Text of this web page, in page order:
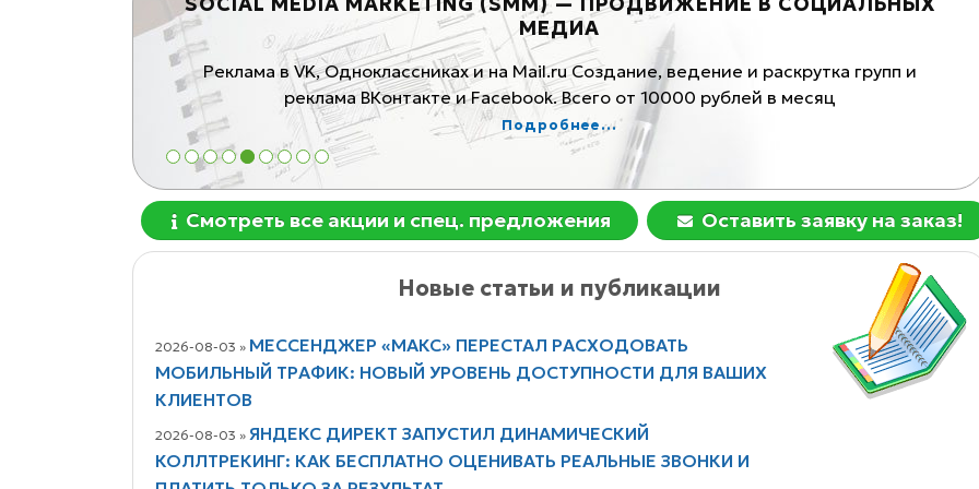
непосредственно
МЕДИА
Реклама в VK, Однокласcниках и на Mail.ru Создание, ведение и раскрутка групп и
реклама ВКонтакте и Facebook. Всего от 10000 рублей в месяц
Подробнее...
Смотреть все акции и спец. предложения Оставить заявку на заказ!
Новые статьи и публикации
2026-08-03 » МЕССЕНДЖЕР «МАКС» ПЕРЕСТАЛ РАСХОДОВАТЬ
МОБИЛЬНЫЙ ТРАФИК: НОВЫЙ УРОВЕНЬ ДОСТУПНОСТИ ДЛЯ ВАШИХ
КЛИЕНТОВ
2026-08-03 » ЯНДЕКС ДИРЕКТ ЗАПУСТИЛ ДИНАМИЧЕСКИЙ
КОЛЛТРЕКИНГ: КАК БЕСПЛАТНО ОЦЕНИВАТЬ РЕАЛЬНЫЕ ЗВОНКИ И